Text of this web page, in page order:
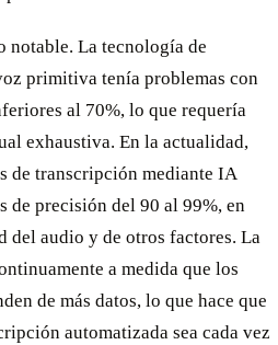
notable. La tecnología de
primitiva tenía problemas con
al 70%, lo que requería
exhaustiva. En la actualidad,
de transcripción mediante IA
de precisión del 90 al 99%, en
del audio y de otros factores. La
a medida que los
de más datos, lo que hace que
automatizada sea cada vez